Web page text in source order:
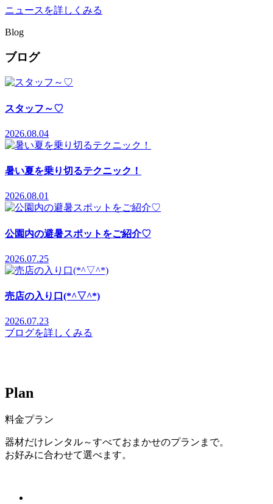
ニュースを詳しくみる
Blog
ブログ
スタッフ～♡
2026.08.04
暑い夏を乗り切るテクニック！
2026.08.01
公園内の避暑スポットをご紹介♡
2026.07.25
売店の入り口(*^▽^*)
2026.07.23
ブログを詳しくみる
Plan
料金プラン
器材だけレンタル～すべておまかせのプランまで。
お好みに合わせて選べます。